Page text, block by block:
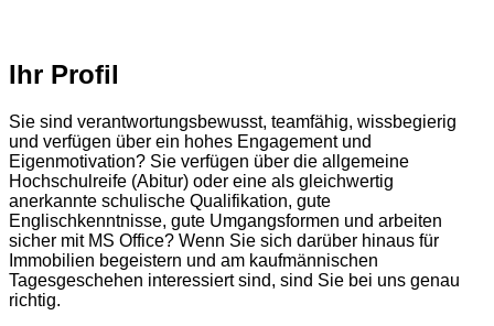
Ihr Profil
Sie sind verantwortungsbewusst, teamfähig, wissbegierig
und verfügen über ein hohes Engagement und
Eigenmotivation? Sie verfügen über die allgemeine
Hochschulreife (Abitur) oder eine als gleichwertig
anerkannte schulische Qualifikation, gute
Englischkenntnisse, gute Umgangsformen und arbeiten
sicher mit MS Office? Wenn Sie sich darüber hinaus für
Immobilien begeistern und am kaufmännischen
Tagesgeschehen interessiert sind, sind Sie bei uns genau
richtig.